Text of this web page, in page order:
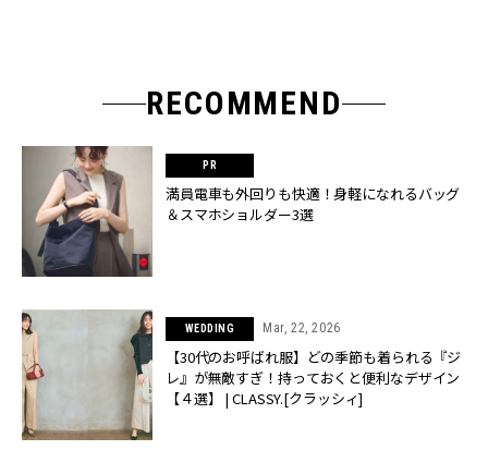
RECOMMEND
満員電車も外回りも快適！身軽になれるバッグ
＆スマホショルダー3選
WEDDING Mar, 22, 2026
【30代のお呼ばれ服】どの季節も着られる『ジ
レ』が無敵すぎ！持っておくと便利なデザイン
【４選】 | CLASSY.[クラッシィ]